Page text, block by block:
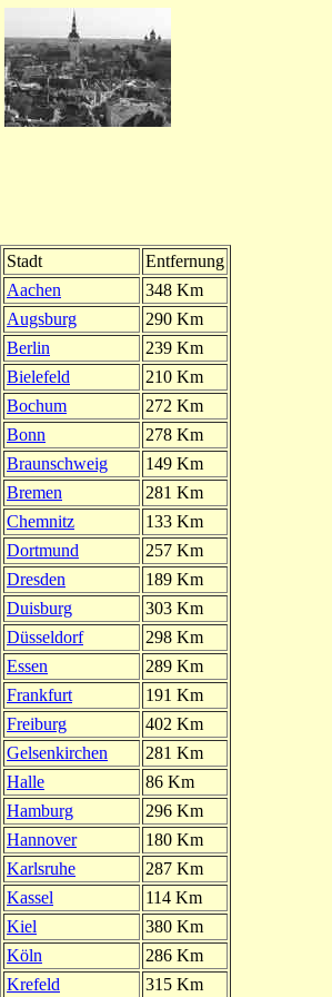
Stadt
Entfernung
Aachen
348 Km
Augsburg
290 Km
Berlin
239 Km
Bielefeld
210 Km
Bochum
272 Km
Bonn
278 Km
Braunschweig
149 Km
Bremen
281 Km
Chemnitz
133 Km
Dortmund
257 Km
Dresden
189 Km
Duisburg
303 Km
Düsseldorf
298 Km
Essen
289 Km
Frankfurt
191 Km
Freiburg
402 Km
Gelsenkirchen
281 Km
Halle
86 Km
Hamburg
296 Km
Hannover
180 Km
Karlsruhe
287 Km
Kassel
114 Km
Kiel
380 Km
Köln
286 Km
Krefeld
315 Km